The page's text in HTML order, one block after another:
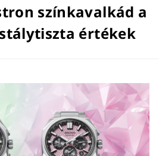
színkavalkád a
értékek